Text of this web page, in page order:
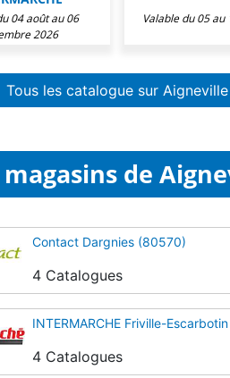
04 août au 06
2026
Valable du 05 au
Tous les catalogue sur Aigneville
magasins de
Contact Dargnies (80570)
4 Catalogues
INTERMARCHE Friville-
4 Catalogues